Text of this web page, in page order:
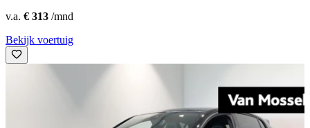
v.a. € 313 /mnd
Bekijk voertuig